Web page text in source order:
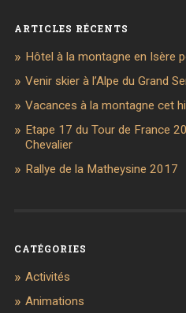
ARTICLES RÉCENTS
Hôtel à la montagne en Isère
Venir skier à l’Alpe du Grand
Vacances à la montagne cet
Etape 17 du Tour de France
Chevalier
Rallye de la Matheysine 2017
CATÉGORIES
Activités
Animations